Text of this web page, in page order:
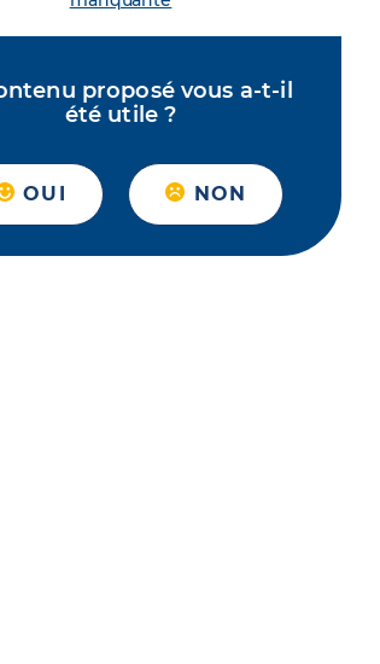
proposé vous a-t-il
été utile ?
OUI NON